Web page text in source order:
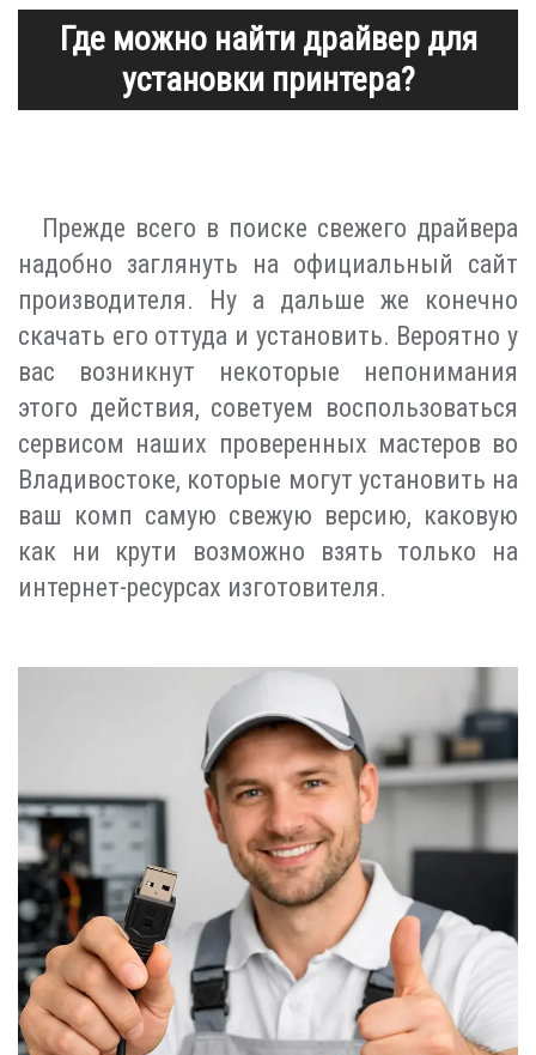
Где можно найти драйвер для
установки принтера?
Прежде всего в поиске свежего драйвера
надобно заглянуть на официальный сайт
производителя. Ну а дальше же конечно
скачать его оттуда и установить. Вероятно у
вас возникнут некоторые непонимания
этого действия, советуем воспользоваться
сервисом наших проверенных мастеров во
Владивостоке, которые могут установить на
ваш комп самую свежую версию, каковую
как ни крути возможно взять только на
интернет-ресурсах изготовителя.